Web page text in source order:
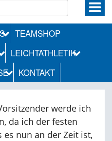
TEAMSHOP
LEICHTATHLETIK
KONTAKT
werde ich
da ich der festen
es nun an der Zeit ist,